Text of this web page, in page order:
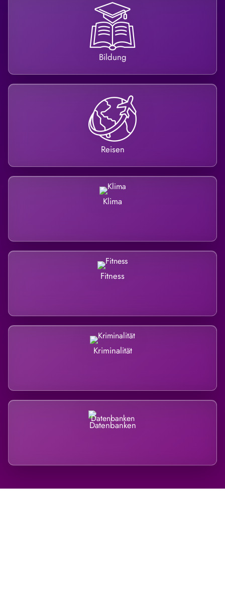
Bildung
Reisen
Klima
Fitness
Kriminalität
Datenbanken